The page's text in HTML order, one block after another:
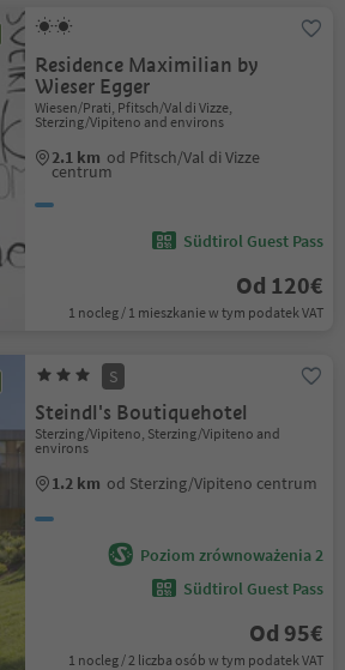
Residence Maximilian by
Wieser Egger
Wiesen/Prati, Pfitsch/Val di Vizze,
Sterzing/Vipiteno and environs
2.1 km od Pfitsch/Val di Vizze
centrum
Südtirol Guest Pass
Od 120€
1 nocleg / 1 mieszkanie w tym podatek VAT
S
Steindl's Boutiquehotel
Sterzing/Vipiteno, Sterzing/Vipiteno and
environs
1.2 km od Sterzing/Vipiteno centrum
Poziom zrównoważenia 2
Südtirol Guest Pass
Od 95€
1 nocleg / 2 liczba osób w tym podatek VAT